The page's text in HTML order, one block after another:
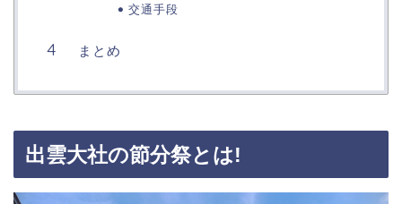
交通手段
まとめ
出雲大社の節分祭とは!